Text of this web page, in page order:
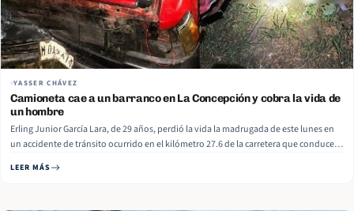
YASSER CHÁVEZ
Camioneta cae a un barranco en La Concepción y cobra la vida de
un hombre
Erling Junior García Lara, de 29 años, perdió la vida la madrugada de este lunes en
un accidente de tránsito ocurrido en el kilómetro 27.6 de la carretera que conduce
Masaya. De acuerdo con la… Read More
LEER MÁS